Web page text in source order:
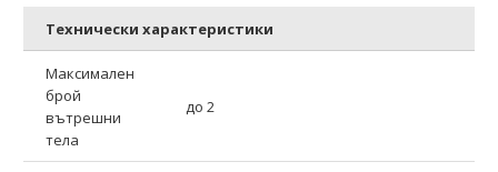
Технически характеристики
Максимален
брой
вътрешни
тела
до 2